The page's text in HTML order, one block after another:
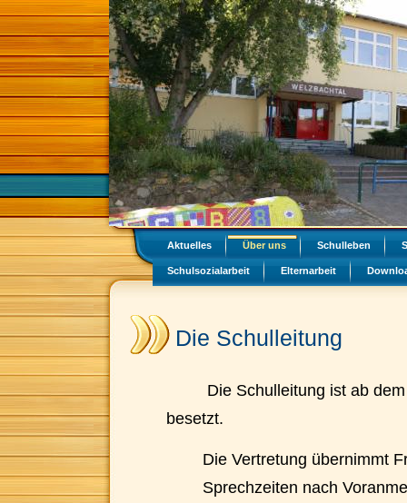
Aktuelles Über uns Schulleben
Schulsozialarbeit Elternarbeit
Die Schulleitung
Die Schulleitung ist ab
besetzt.
Die Vertretung übernimmt
Sprechzeiten nach